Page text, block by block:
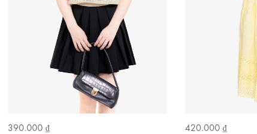
390.000 ₫
420.000 ₫